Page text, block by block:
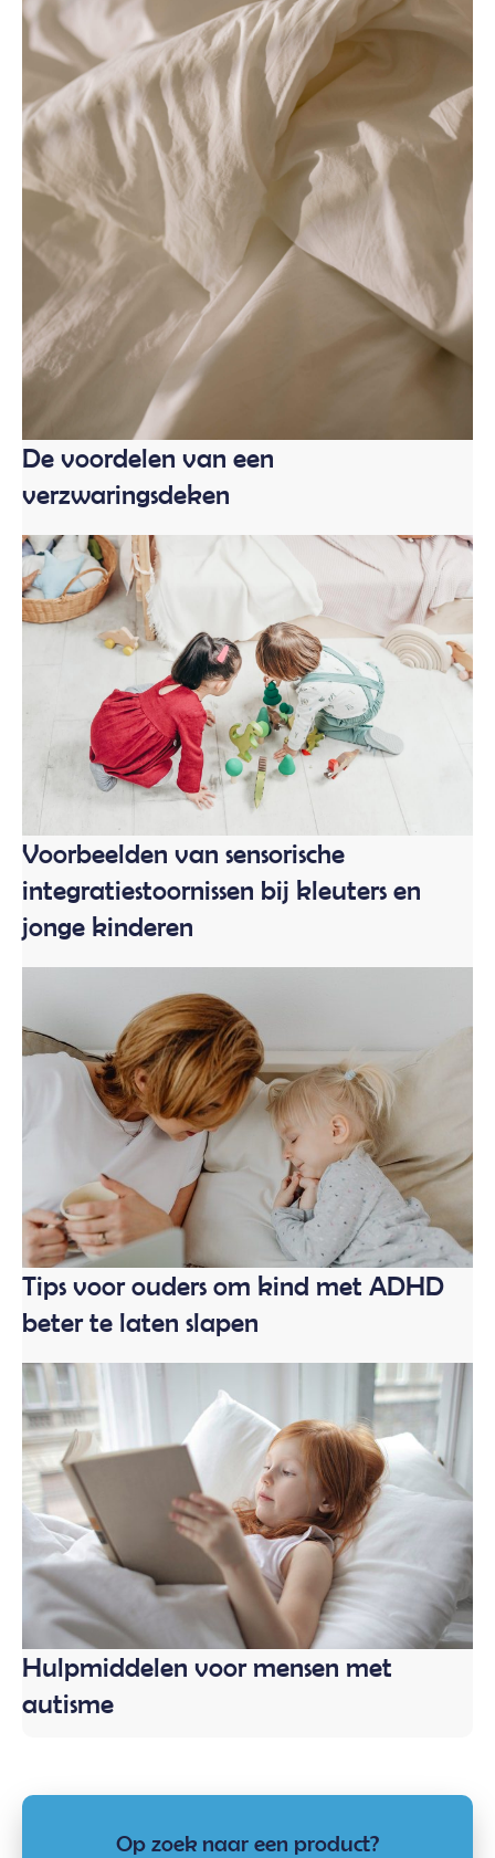
De voordelen van een
verzwaringsdeken
Voorbeelden van sensorische
integratiestoornissen bij kleuters en
jonge kinderen
Tips voor ouders om kind met ADHD
beter te laten slapen
Hulpmiddelen voor mensen met
autisme
Op zoek naar een product?